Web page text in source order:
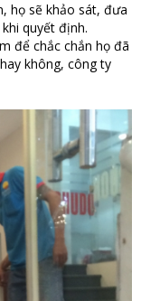
họ sẽ khảo sát, đưa
quyết định.
để chắc chắn họ đã
không, công ty